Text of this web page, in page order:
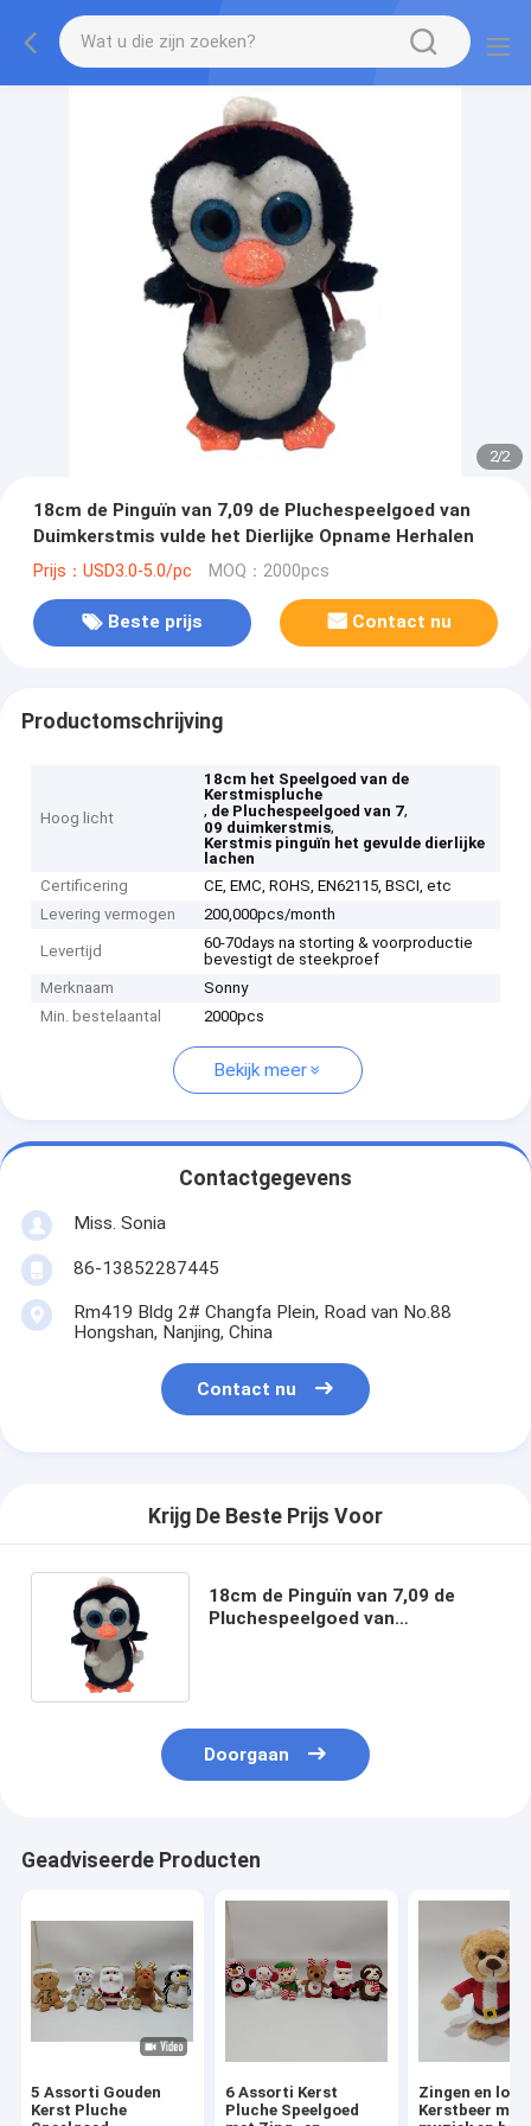
2/2
18cm de Pinguïn van 7,09 de Pluchespeelgoed van
Duimkerstmis vulde het Dierlijke Opname Herhalen
Prijs：USD3.0-5.0/pc MOQ：2000pcs
Beste prijs Contact nu
Productomschrijving
Hoog licht
18cm het Speelgoed van de
Kerstmispluche
, de Pluchespeelgoed van 7,
09 duimkerstmis,
Kerstmis pinguïn het gevulde dierlijke
lachen
Certificering
CE, EMC, ROHS, EN62115, BSCI, etc
Levering vermogen
200,000pcs/month
Levertijd
60-70days na storting & voorproductie
bevestigt de steekproef
Merknaam
Sonny
Min. bestelaantal
2000pcs
Bekijk meer
Contactgegevens
Miss. Sonia
86-13852287445
Rm419 Bldg 2# Changfa Plein, Road van No.88
Hongshan, Nanjing, China
Contact nu
Krijg De Beste Prijs Voor
18cm de Pinguïn van 7,09 de
Pluchespeelgoed van
Doorgaan
Geadviseerde Producten
5 Assorti Gouden
Kerst Pluche
6 Assorti Kerst
Pluche Speelgoed
Zingen en
Kerstbeer met